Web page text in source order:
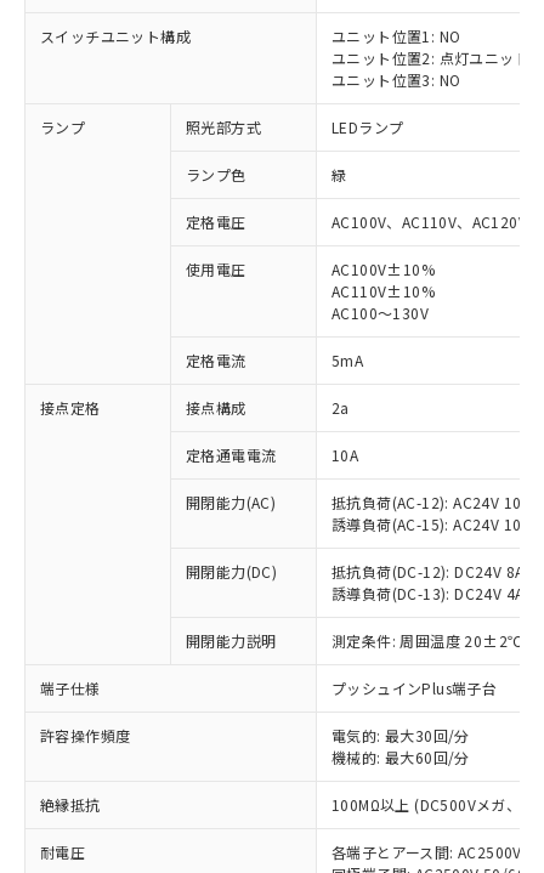
スイッチユニット構成
ユニット位置1: NO
ユニット位置2: 点灯ユニット
ユニット位置3: NO
ランプ 照光部方式 LEDランプ
ランプ色 緑
定格電圧 AC100V、AC110V、AC120V
使用電圧
AC100V±10%
AC110V±10%
AC100～130V
定格電流 5mA
接点定格 接点構成 2a
定格通電電流 10A
開閉能力(AC)
抵抗負荷(AC-12): AC24V 10A/
誘導負荷(AC-15): AC24V
開閉能力(DC)
抵抗負荷(DC-12): DC24V 8A/
誘導負荷(DC-13): DC24V 4A/
開閉能力説明 測定条件: 周囲温度 20±2℃、
端子仕様 プッシュインPlus端子台
許容操作頻度
電気的: 最大30回/分
機械的: 最大60回/分
絶縁抵抗 100MΩ以上 (DC500Vメガ、点
耐電圧
各端子とアース間: AC2500V
ご利用条件
以下の条件をお読みいただき、同意のうえ
本サービスは、当社制御機器事業取扱
商品の当社在庫状況および標準価格
(税抜)を提供させていただくもので
当社制御機器事業取扱商品の中には、
本サービスの対象外となる商品もある
ことをご了承ください。
在庫状況および標準価格照会結果は、
記載している更新日時点での社内デー
タに基づき作成されるものであり、閲
準価格とは異なる場合があることをご
対応済み：EU RoHS指令（10物質）の
非含有に対応した製品が提供可能な商品で
対応予定：EU RoHS指令（10物質）の非含
有に対応した製品に切り替える予定のある
対応予定なし：EU RoHS指令（10物質）の
非含有に非対応の商品で、対応品を出す予
調査・確認中：EU RoHS指令（10物質）の
非含有の対応状況を調査中または確認中の
非該当品：ライセンス料など無形物で、有
害物質有無と関係のない商品です。
仕入先様の事情により、非含有部品として
いたものが、含有品と判明した場合などや
むを得ず変更することがあります。
*EU RoHS指令（10物質）：
鉛(Pb) 1000ppm以下、 水銀(Hg) 1000ppm以下、 カド
六価クロム(Cr(Ⅵ)) 1000ppm以下、ポリ臭化ビフェニル
「○」：最大均質材料含有率が中国RoHSの
基準値以下であることを示します。
「×」：最大均質材料含有率が中国RoHSの
基準値を超えていることを示します。
「－」：未確認です。当社販売部門へお問
当社は、これら貴社製品のうち、外国
為替および外国貿易法に定める商品
（以下｢規制貨物等」という）を輸出
または国外への提供する場合は、日本
国政府の輸出許可(または役務取引許
可)を取得するなどの必要な手続きを